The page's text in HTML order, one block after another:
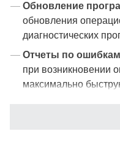
Обновление
обновления
диагностических
Отчеты по
при возникновении
максимально
комплексные